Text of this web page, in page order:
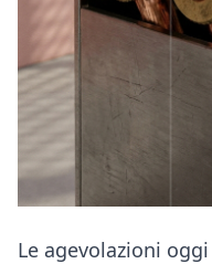
Le agevolazioni